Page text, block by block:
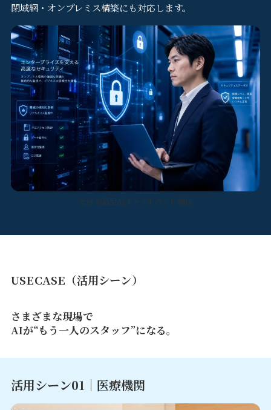
閉域網・オンプレミス構築にも対応します。
大分 対話型AIチャットボット 制作
USECASE（活用シーン）
さまざまな現場で
AIが“もう一人のスタッフ”になる。
活用シーン01｜医療機関